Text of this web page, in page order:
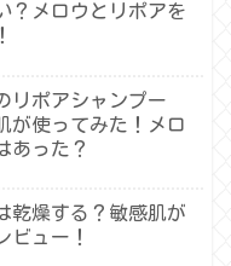
？メロウとリポアを
リポアシャンプー
が使ってみた！メロ
あった？
乾燥する？敏感肌が
ビュー！